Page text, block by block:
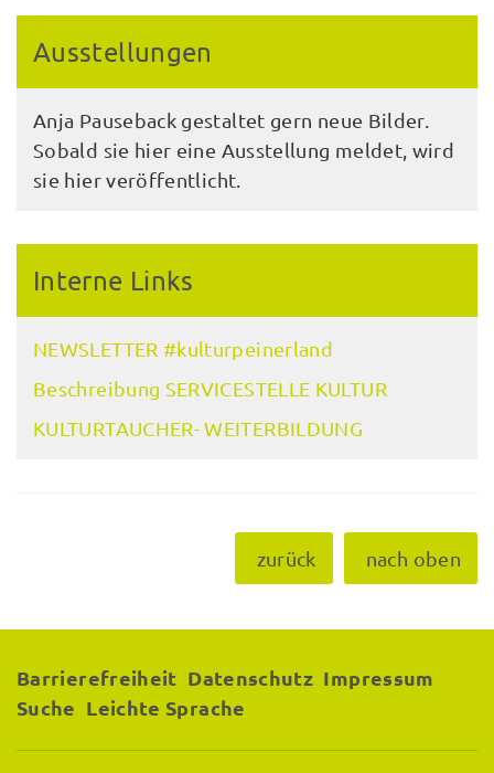
Ausstellungen
Anja Pauseback gestaltet gern neue Bilder.
Sobald sie hier eine Ausstellung meldet, wird
sie hier veröffentlicht.
Interne Links
NEWSLETTER #kulturpeinerland
Beschreibung SERVICESTELLE KULTUR
KULTURTAUCHER- WEITERBILDUNG
zurück nach oben
Barrierefreiheit Datenschutz Impressum
Suche Leichte Sprache